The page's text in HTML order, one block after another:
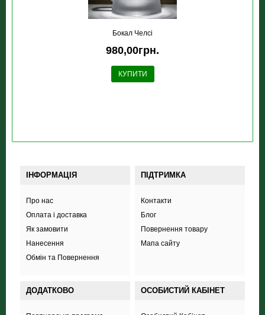
Бокал Челсі
980,00грн.
КУПИТИ
ІНФОРМАЦІЯ
Про нас
Оплата і доставка
Як замовити
Нанесення
Обмін та Повернення
ПІДТРИМКА
Контакти
Блог
Повернення товару
Мапа сайту
ДОДАТКОВО ОСОБИСТИЙ КАБІНЕТ